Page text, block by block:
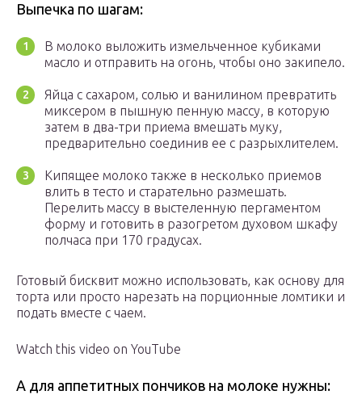
Выпечка по шагам:
В молоко выложить измельченное кубиками
масло и отправить на огонь, чтобы оно закипело.
Яйца с сахаром, солью и ванилином превратить
миксером в пышную пенную массу, в которую
затем в два-три приема вмешать муку,
предварительно соединив ее с разрыхлителем.
Кипящее молоко также в несколько приемов
влить в тесто и старательно размешать.
Перелить массу в выстеленную пергаментом
форму и готовить в разогретом духовом шкафу
полчаса при 170 градусах.
Готовый бисквит можно использовать, как основу для
торта или просто нарезать на порционные ломтики и
подать вместе с чаем.
Watch this video on YouTube
А для аппетитных пончиков на молоке нужны: